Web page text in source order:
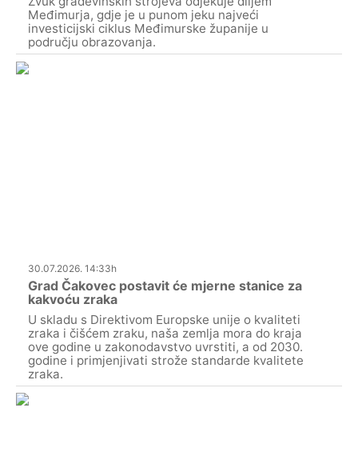
Međimurja, gdje je u punom jeku najveći
investicijski ciklus Međimurske županije u
području obrazovanja.
30.07.2026. 14:33h
Grad Čakovec postavit će mjerne stanice za
kakvoću zraka
U skladu s Direktivom Europske unije o kvaliteti
zraka i čišćem zraku, naša zemlja mora do kraja
ove godine u zakonodavstvo uvrstiti, a od 2030.
godine i primjenjivati strože standarde kvalitete
zraka.